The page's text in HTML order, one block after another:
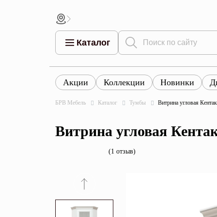
Каталог
Все товары
Шкафы
Кровати
Все
Все товары каталога
Акции Коллекции Новинки
БРВ Мебель Каталог Тумбы Витрина угловая
Витрина угловая
(1 отзыв)